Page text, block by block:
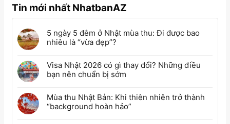
Tin mới nhất NhatbanAZ
5 ngày 5 đêm ở Nhật mùa thu: Đi được bao
nhiêu là “vừa đẹp”?
Visa Nhật 2026 có gì thay đổi? Những điều
bạn nên chuẩn bị sớm
Mùa thu Nhật Bản: Khi thiên nhiên trở thành
“background hoàn hảo”